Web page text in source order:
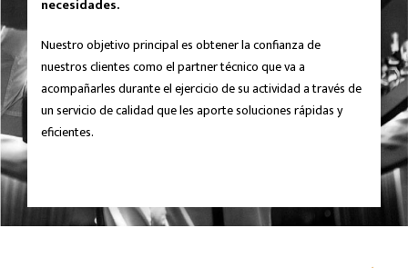
necesidades.
Nuestro objetivo principal es obtener la confianza de
nuestros clientes como el partner técnico que va a
acompañarles durante el ejercicio de su actividad a través de
un servicio de calidad que les aporte soluciones rápidas y
eficientes.